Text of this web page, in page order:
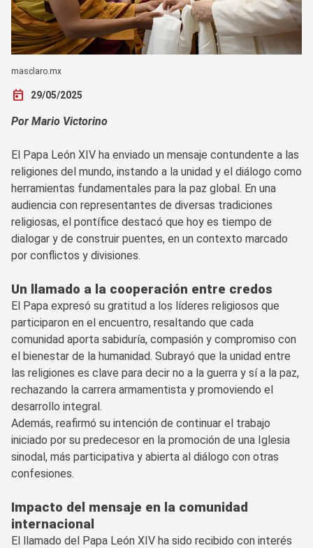
masclaro.mx
today 29/05/2025
Por Mario Victorino
El Papa León XIV ha enviado un mensaje contundente a las
religiones del mundo, instando a la unidad y el diálogo como
herramientas fundamentales para la paz global. En una
audiencia con representantes de diversas tradiciones
religiosas, el pontífice destacó que hoy es tiempo de
dialogar y de construir puentes, en un contexto marcado
por conflictos y divisiones.
Un llamado a la cooperación entre credos
El Papa expresó su gratitud a los líderes religiosos que
participaron en el encuentro, resaltando que cada
comunidad aporta sabiduría, compasión y compromiso con
el bienestar de la humanidad. Subrayó que la unidad entre
las religiones es clave para decir no a la guerra y sí a la paz,
rechazando la carrera armamentista y promoviendo el
desarrollo integral.
Además, reafirmó su intención de continuar el trabajo
iniciado por su predecesor en la promoción de una Iglesia
sinodal, más participativa y abierta al diálogo con otras
confesiones.
Impacto del mensaje en la comunidad
internacional
El llamado del Papa León XIV ha sido recibido con interés